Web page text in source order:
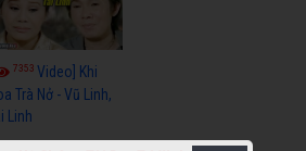
7353Video] Khi
Trà Nở - Vũ Linh,
Linh